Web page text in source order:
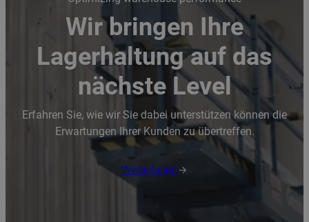
Wir bringen Ihre
Lagerhaltung auf das
nächste Level
Erfahren Sie, wie wir Sie dabei unterstützen können die
Erwartungen Ihrer Kunden zu übertreffen.
Weiterlesen